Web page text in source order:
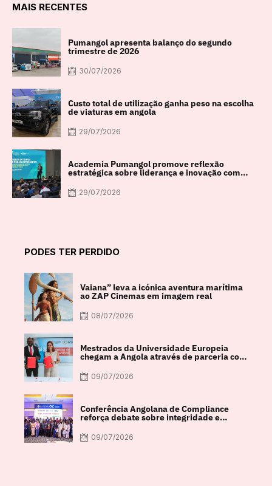
MAIS RECENTES
Pumangol apresenta balanço do segundo
trimestre de 2026
30/07/2026
Custo total de utilização ganha peso na escolha
de viaturas em angola
29/07/2026
Academia Pumangol promove reflexão
estratégica sobre liderança e inovação com
29/07/2026
PODES TER PERDIDO
Vaiana” leva a icónica aventura marítima
ao ZAP Cinemas em imagem real
08/07/2026
Mestrados da Universidade Europeia
chegam a Angola através de parceria com
09/07/2026
Conferência Angolana de Compliance
reforça debate sobre integridade e
09/07/2026